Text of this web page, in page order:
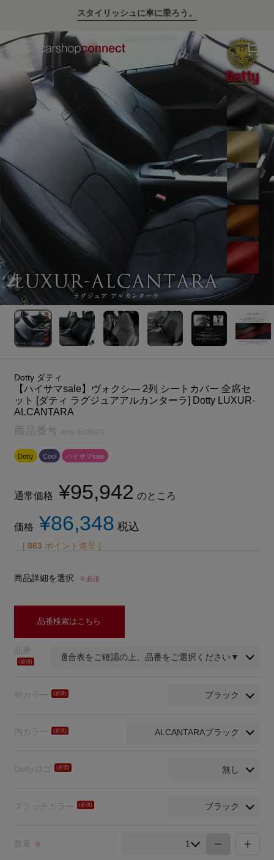
スタイリッシュに車に乗ろう。
Dotty ダティ
【ハイサマsale】ヴォクシ― 2列 シートカバー 全席セ
ット [ダティ ラグジュアアルカンターラ] Dotty LUXUR-
ALCANTARA
商品番号 dotty-lbs00029
Dotty Cool ハイサマsale
通常価格 ¥95,942 のところ
価格 ¥86,348 税込
[ 863 ポイント進呈 ]
商品詳細を選択 ※必須
品番検索はこちら
品番
外カラー
内カラー
Dottyロゴ
ステッチカラー
数量 ※